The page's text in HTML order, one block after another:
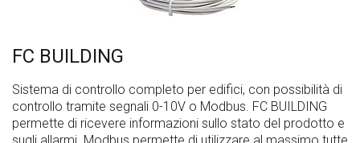
FC BUILDING
Sistema di controllo completo per edifici, con possibilità di
controllo tramite segnali 0-10V o Modbus. FC BUILDING
permette di ricevere informazioni sullo stato del prodotto e
sugli allarmi. Modbus permette di utilizzare al massimo tutte